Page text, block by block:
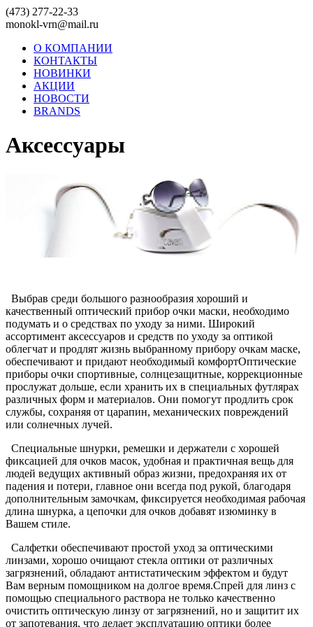
(473) 277-22-33
monokl-vrn@mail.ru
О КОМПАНИИ
КОНТАКТЫ
НОВИНКИ
АКЦИИ
НОВОСТИ
BRANDS
Аксессуары
Выбрав среди большого разнообразия хороший и
качественный оптический прибор очки маски, необходимо
подумать и о средствах по уходу за ними. Широкий
ассортимент аксессуаров и средств по уходу за оптикой
облегчат и продлят жизнь выбранному прибору очкам маске,
обеспечивают и придают необходимый комфортОптические
приборы очки спортивные, солнцезащитные, коррекционные
прослужат дольше, если хранить их в специальных футлярах
различных форм и материалов. Они помогут продлить срок
службы, сохраняя от царапин, механических повреждений
или солнечных лучей.
Специальные шнурки, ремешки и держатели с хорошей
фиксацией для очков масок, удобная и практичная вещь для
людей ведущих активный образ жизни, предохраняя их от
падения и потери, главное они всегда под рукой, благодаря
дополнительным замочкам, фиксируется необходимая рабочая
длина шнурка, а цепочки для очков добавят изюминку в
Вашем стиле.
Салфетки обеспечивают простой уход за оптическими
линзами, хорошо очищают стекла оптики от различных
загрязнений, обладают антистатическим эффектом и будут
Вам верным помощником на долгое время.Спрей для линз с
помощью специального раствора не только качественно
очистить оптическую линзу от загрязнений, но и защитит их
от запотевания, что делает эксплуатацию оптики более